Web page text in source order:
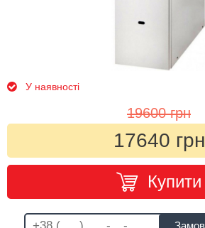
У наявності
19600 грн
17640 грн
Купити